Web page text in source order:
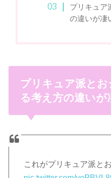
プリキュア
の違いが凄
プリキュア派と
る考え方の違いが
これがプリキュア派と